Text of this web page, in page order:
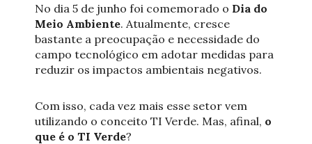
No dia 5 de junho foi comemorado o Dia do
Meio Ambiente. Atualmente, cresce
bastante a preocupação e necessidade do
campo tecnológico em adotar medidas para
reduzir os impactos ambientais negativos.
Com isso, cada vez mais esse setor vem
utilizando o conceito TI Verde. Mas, afinal, o
que é o TI Verde?